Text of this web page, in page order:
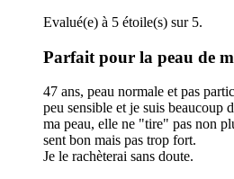
Evalué(e) à 5 étoile(s) sur 5.
Parfait pour la peau de
47 ans, peau normale et pas
peu sensible et je suis beaucoup
ma peau, elle ne "tire" pas non
sent bon mais pas trop fort.
Je le rachèterai sans doute.